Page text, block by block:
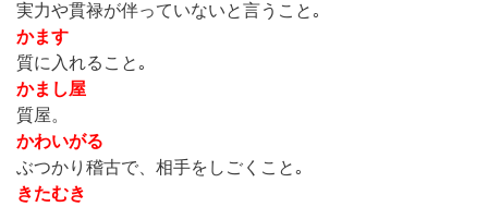
実力や貫禄が伴っていないと言うこと｡
かます
質に入れること｡
かまし屋
質屋。
かわいがる
ぶつかり稽古で、相手をしごくこと｡
きたむき